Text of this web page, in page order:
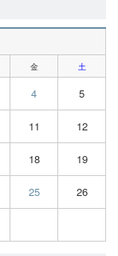
金 土
4 5
11 12
18 19
25 26